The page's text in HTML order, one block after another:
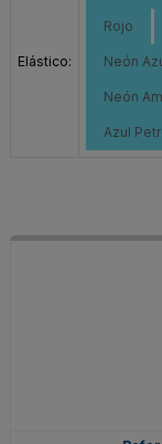
Elástico:
Rojo
Neón
Neón
Azul